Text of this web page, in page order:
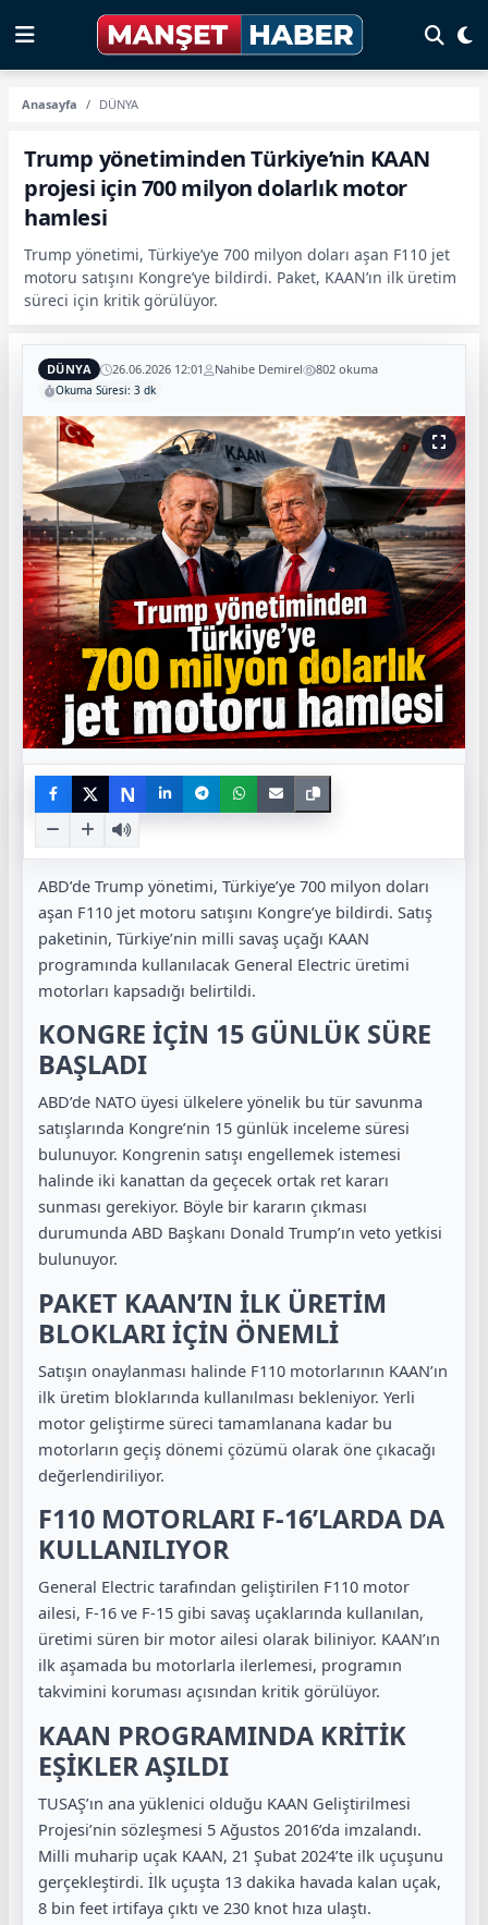
Anasayfa DÜNYA
Trump yönetiminden Türkiye’nin KAAN
projesi için 700 milyon dolarlık motor
hamlesi
Trump yönetimi, Türkiye’ye 700 milyon doları aşan F110 jet
motoru satışını Kongre’ye bildirdi. Paket, KAAN’ın ilk üretim
süreci için kritik görülüyor.
DÜNYA 26.06.2026 12:01 Nahibe Demirel 802 okuma
Okuma Süresi: 3 dk
N
ABD’de Trump yönetimi, Türkiye’ye 700 milyon doları
aşan F110 jet motoru satışını Kongre’ye bildirdi. Satış
paketinin, Türkiye’nin milli savaş uçağı KAAN
programında kullanılacak General Electric üretimi
motorları kapsadığı belirtildi.
KONGRE İÇİN 15 GÜNLÜK SÜRE
BAŞLADI
ABD’de NATO üyesi ülkelere yönelik bu tür savunma
satışlarında Kongre’nin 15 günlük inceleme süresi
bulunuyor. Kongrenin satışı engellemek istemesi
halinde iki kanattan da geçecek ortak ret kararı
sunması gerekiyor. Böyle bir kararın çıkması
durumunda ABD Başkanı Donald Trump’ın veto yetkisi
bulunuyor.
PAKET KAAN’IN İLK ÜRETİM
BLOKLARI İÇİN ÖNEMLİ
Satışın onaylanması halinde F110 motorlarının KAAN’ın
ilk üretim bloklarında kullanılması bekleniyor. Yerli
motor geliştirme süreci tamamlanana kadar bu
motorların geçiş dönemi çözümü olarak öne çıkacağı
değerlendiriliyor.
F110 MOTORLARI F-16’LARDA DA
KULLANILIYOR
General Electric tarafından geliştirilen F110 motor
ailesi, F-16 ve F-15 gibi savaş uçaklarında kullanılan,
üretimi süren bir motor ailesi olarak biliniyor. KAAN’ın
ilk aşamada bu motorlarla ilerlemesi, programın
takvimini koruması açısından kritik görülüyor.
KAAN PROGRAMINDA KRİTİK
EŞİKLER AŞILDI
TUSAŞ’ın ana yüklenici olduğu KAAN Geliştirilmesi
Projesi’nin sözleşmesi 5 Ağustos 2016’da imzalandı.
Milli muharip uçak KAAN, 21 Şubat 2024’te ilk uçuşunu
gerçekleştirdi. İlk uçuşta 13 dakika havada kalan uçak,
8 bin feet irtifaya çıktı ve 230 knot hıza ulaştı.